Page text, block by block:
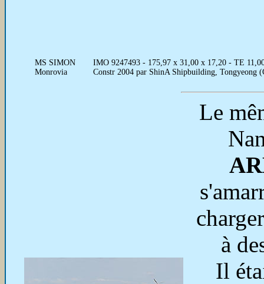
MS SIMON
Monrovia
IMO 9247493 - 175,97 x 31,00 x 17,20 - TE
Constr 2004 par ShinA Shipbuilding, Tongyeong
Le
à
Il